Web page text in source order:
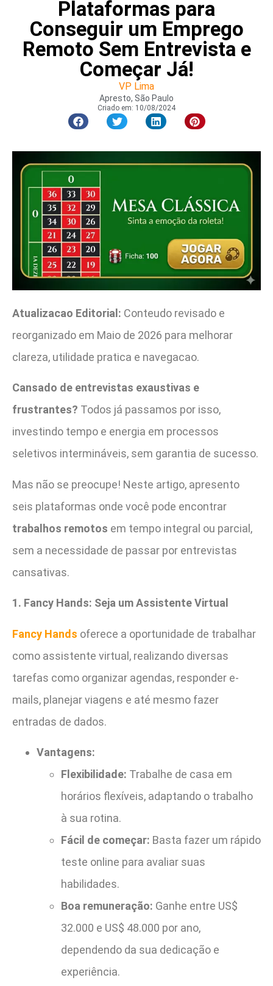
Plataformas para
Conseguir um Emprego
Remoto Sem Entrevista e
Começar Já!
VP Lima
Apresto, São Paulo
Criado em: 10/08/2024
Atualizacao Editorial: Conteudo revisado e
reorganizado em Maio de 2026 para melhorar
clareza, utilidade pratica e navegacao.
Cansado de entrevistas exaustivas e
frustrantes? Todos já passamos por isso,
investindo tempo e energia em processos
seletivos intermináveis, sem garantia de sucesso.
Mas não se preocupe! Neste artigo, apresento
seis plataformas onde você pode encontrar
trabalhos remotos em tempo integral ou parcial,
sem a necessidade de passar por entrevistas
cansativas.
1. Fancy Hands: Seja um Assistente Virtual
Fancy Hands oferece a oportunidade de trabalhar
como assistente virtual, realizando diversas
tarefas como organizar agendas, responder e-
mails, planejar viagens e até mesmo fazer
entradas de dados.
Vantagens:
Flexibilidade: Trabalhe de casa em
horários flexíveis, adaptando o trabalho
à sua rotina.
Fácil de começar: Basta fazer um rápido
teste online para avaliar suas
habilidades.
Boa remuneração: Ganhe entre US$
32.000 e US$ 48.000 por ano,
dependendo da sua dedicação e
experiência.